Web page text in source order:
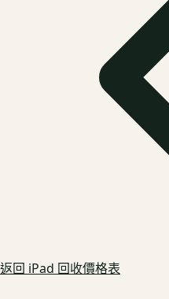
返回 iPad 回收價格表